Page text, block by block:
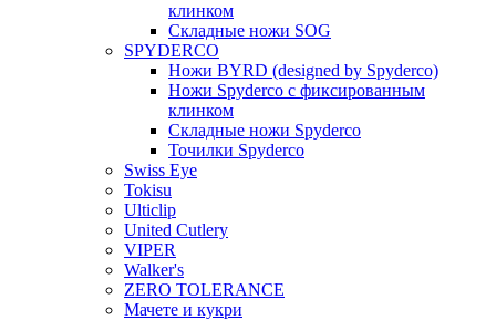
клинком
Складные ножи SOG
SPYDERCO
Ножи BYRD (designed by Spyderco)
Ножи Spyderco c фиксированным
клинком
Складные ножи Spyderco
Точилки Spyderco
Swiss Eye
Tokisu
Ulticlip
United Cutlery
VIPER
Walker's
ZERO TOLERANCE
Мачете и кукри